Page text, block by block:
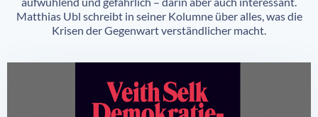
Matthias Ubl schreibt in seiner Kolumne über alles, was die
Krisen der Gegenwart verständlicher macht.